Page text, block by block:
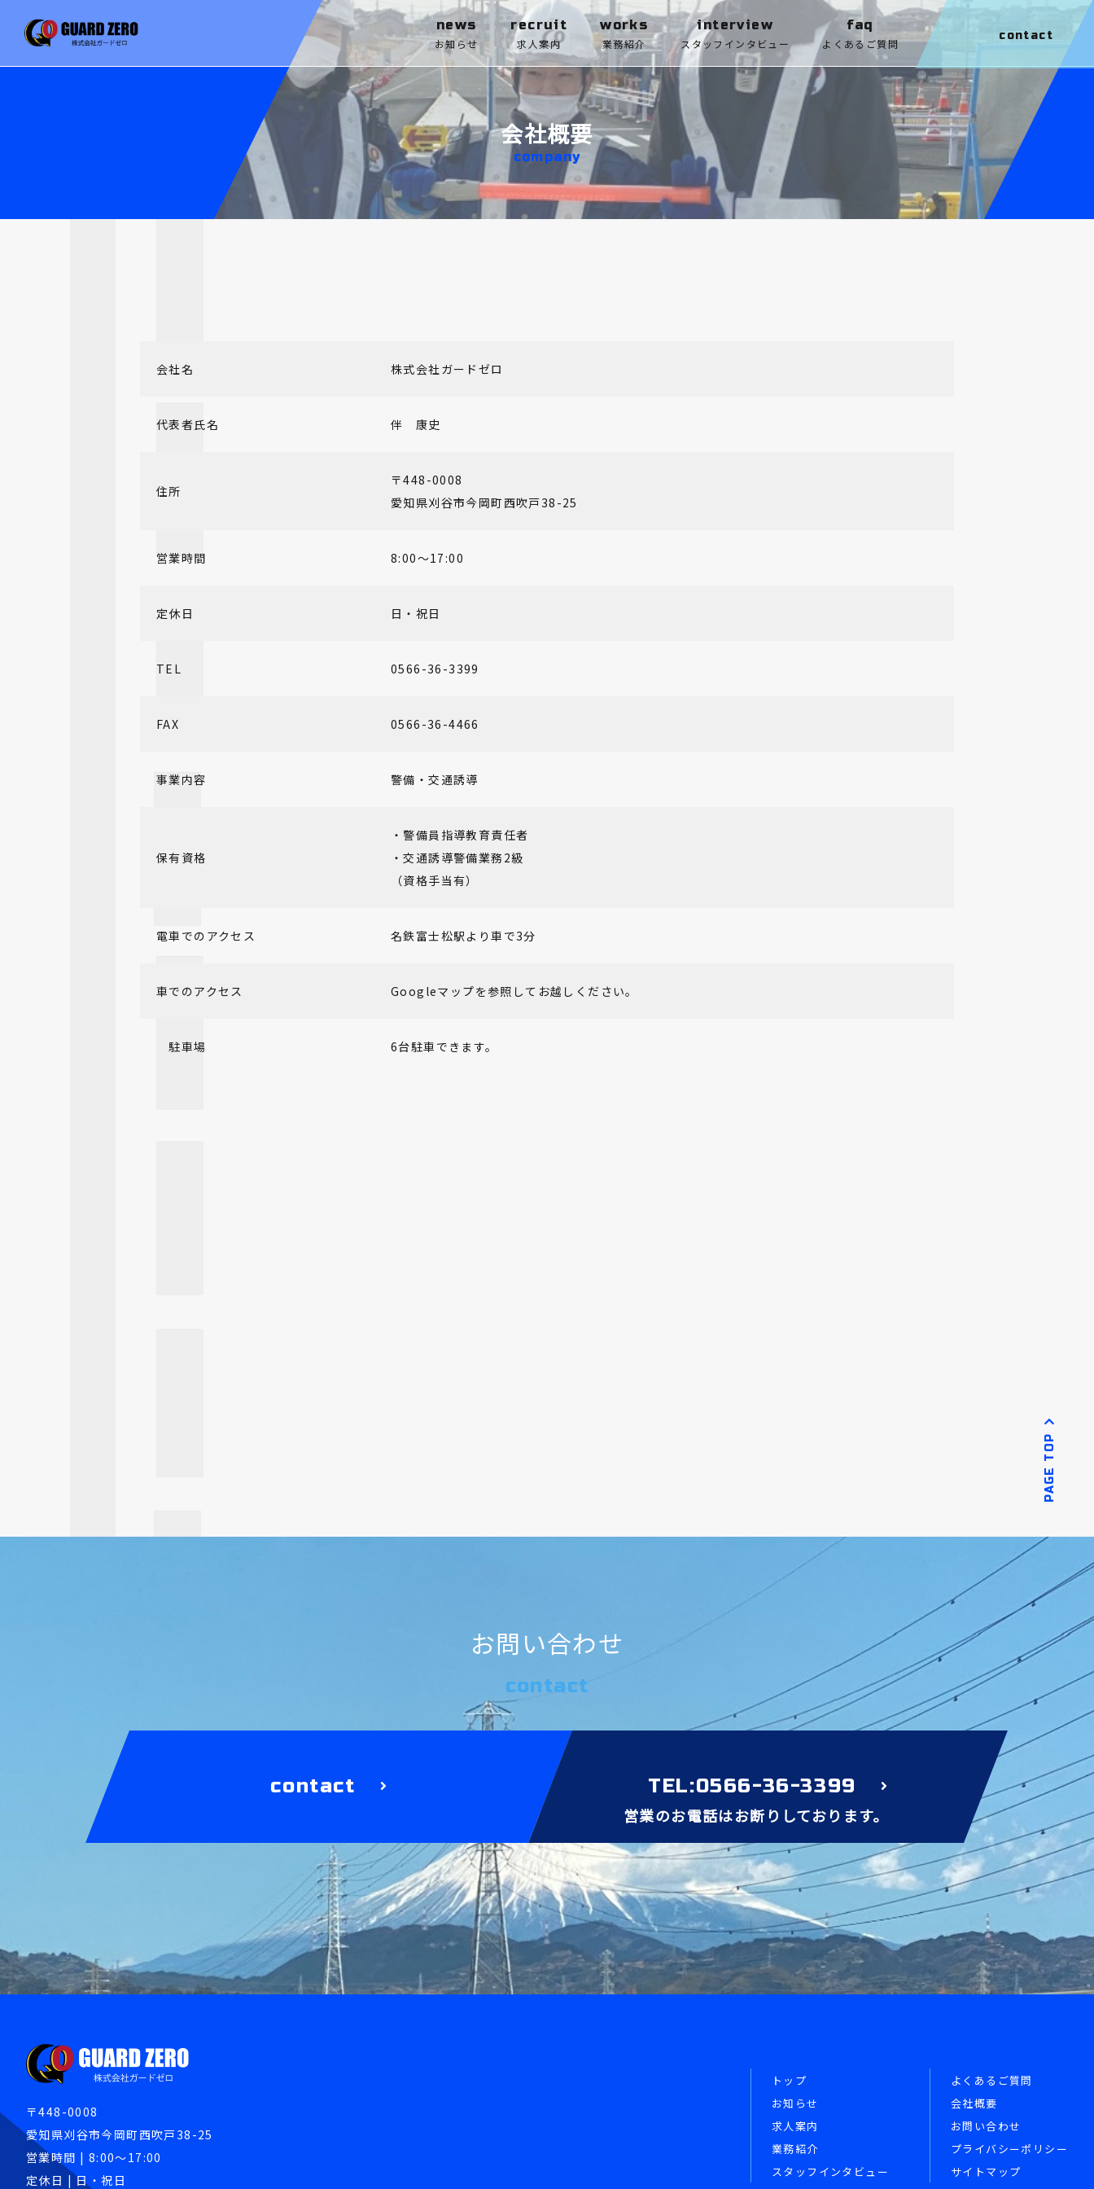
news
お知らせ
recruit
求人案内
works
業務紹介
interview
スタッフインタビュー
faq
よくあるご質問
contact
会社概要
company
会社名 株式会社ガードゼロ
代表者氏名 伴 康史
住所
〒448-0008
愛知県刈谷市今岡町西吹戸38-25
営業時間 8:00～17:00
定休日 日・祝日
TEL 0566-36-3399
FAX 0566-36-4466
事業内容 警備・交通誘導
保有資格
・警備員指導教育責任者
・交通誘導警備業務2級
（資格手当有）
電車でのアクセス 名鉄富士松駅より車で3分
車でのアクセス Googleマップを参照してお越しください。
駐車場 6台駐車できます。
PAGE TOP
お問い合わせ
contact
contact TEL:0566-36-3399
営業のお電話はお断りしております。
〒448-0008
愛知県刈谷市今岡町西吹戸38-25
営業時間 | 8:00～17:00
定休日 | 日・祝日
トップ
お知らせ
求人案内
業務紹介
スタッフインタビュー
よくあるご質問
会社概要
お問い合わせ
プライバシーポリシー
サイトマップ